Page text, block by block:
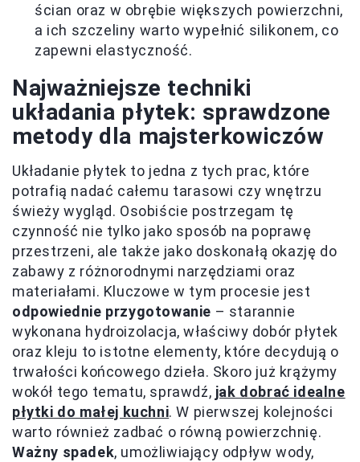
ścian oraz w obrębie większych powierzchni,
a ich szczeliny warto wypełnić silikonem, co
zapewni elastyczność.
Najważniejsze techniki
układania płytek: sprawdzone
metody dla majsterkowiczów
Układanie płytek to jedna z tych prac, które
potrafią nadać całemu tarasowi czy wnętrzu
świeży wygląd. Osobiście postrzegam tę
czynność nie tylko jako sposób na poprawę
przestrzeni, ale także jako doskonałą okazję do
zabawy z różnorodnymi narzędziami oraz
materiałami. Kluczowe w tym procesie jest
odpowiednie przygotowanie – starannie
wykonana hydroizolacja, właściwy dobór płytek
oraz kleju to istotne elementy, które decydują o
trwałości końcowego dzieła. Skoro już krążymy
wokół tego tematu, sprawdź, jak dobrać idealne
płytki do małej kuchni. W pierwszej kolejności
warto również zadbać o równą powierzchnię.
Ważny spadek, umożliwiający odpływ wody,